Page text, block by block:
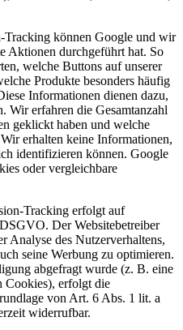
können Google und wir
Aktionen durchgeführt hat. So
welche Buttons auf unserer
Produkte besonders häufig
Informationen dienen dazu,
Wir erfahren die Gesamtanzahl
geklickt haben und welche
erhalten keine Informationen,
identifizieren können. Google
oder vergleichbare
Tracking erfolgt auf
Der Websitebetreiber
Analyse des Nutzerverhaltens,
seine Werbung zu optimieren.
abgefragt wurde (z. B. eine
Cookies), erfolgt die
von Art. 6 Abs. 1 lit. a
widerrufbar.